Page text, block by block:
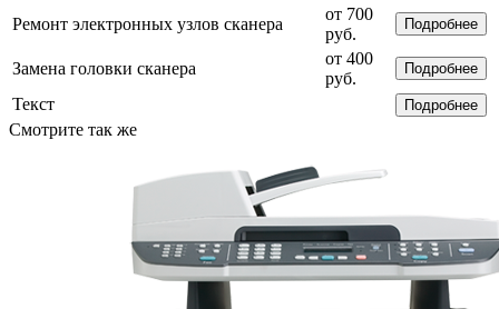
Ремонт электронных узлов сканера
от 700
руб.
Подробнее
Замена головки сканера
от 400
руб.
Подробнее
Текст Подробнее
Смотрите так же